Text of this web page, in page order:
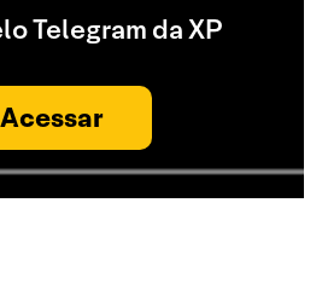
Telegram da XP
Acessar